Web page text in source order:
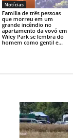
Notícias
Família de três pessoas
que morreu em um
grande incêndio no
apartamento da vovó em
Wiley Park se lembra do
homem como gentil e...